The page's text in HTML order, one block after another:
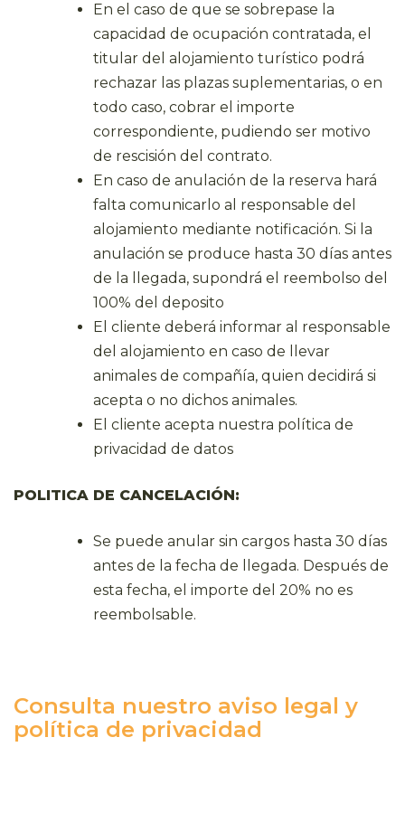
En el caso de que se sobrepase la
capacidad de ocupación contratada, el
titular del alojamiento turístico podrá
rechazar las plazas suplementarias, o en
todo caso, cobrar el importe
correspondiente, pudiendo ser motivo
de rescisión del contrato.
En caso de anulación de la reserva hará
falta comunicarlo al responsable del
alojamiento mediante notificación. Si la
anulación se produce hasta 30 días antes
de la llegada, supondrá el reembolso del
100% del deposito
El cliente deberá informar al responsable
del alojamiento en caso de llevar
animales de compañía, quien decidirá si
acepta o no dichos animales.
El cliente acepta nuestra política de
privacidad de datos
POLITICA DE CANCELACIÓN:
Se puede anular sin cargos hasta 30 días
antes de la fecha de llegada. Después de
esta fecha, el importe del 20% no es
reembolsable.
Consulta nuestro aviso legal y
política de privacidad